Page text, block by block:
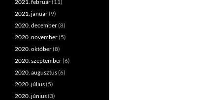
2021. február(11)
2021. január(9)
2020. december(8)
2020. november(5)
2020. október(8)
2020. szeptember(6)
2020. augusztus(6)
2020. július(5)
2020. június(3)